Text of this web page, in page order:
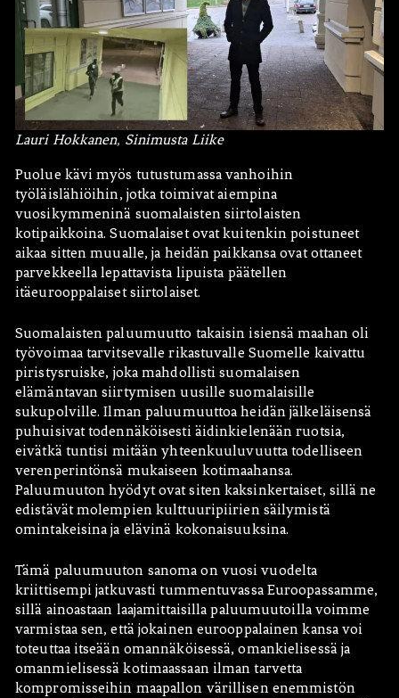
Lauri Hokkanen, Sinimusta Liike
Puolue kävi myös tutustumassa vanhoihin
työläislähiöihin, jotka toimivat aiempina
vuosikymmeninä suomalaisten siirtolaisten
kotipaikkoina. Suomalaiset ovat kuitenkin poistuneet
aikaa sitten muualle, ja heidän paikkansa ovat ottaneet
parvekkeella lepattavista lipuista päätellen
itäeurooppalaiset siirtolaiset.
Suomalaisten paluumuutto takaisin isiensä maahan oli
työvoimaa tarvitsevalle rikastuvalle Suomelle kaivattu
piristysruiske, joka mahdollisti suomalaisen
elämäntavan siirtymisen uusille suomalaisille
sukupolville. Ilman paluumuuttoa heidän jälkeläisensä
puhuisivat todennäköisesti äidinkielenään ruotsia,
eivätkä tuntisi mitään yhteenkuuluvuutta todelliseen
verenperintönsä mukaiseen kotimaahansa.
Paluumuuton hyödyt ovat siten kaksinkertaiset, sillä ne
edistävät molempien kulttuuripiirien säilymistä
omintakeisina ja elävinä kokonaisuuksina.
Tämä paluumuuton sanoma on vuosi vuodelta
kriittisempi jatkuvasti tummentuvassa Euroopassamme,
sillä ainoastaan laajamittaisilla paluumuutoilla voimme
varmistaa sen, että jokainen eurooppalainen kansa voi
toteuttaa itseään omannäköisessä, omankielisessä ja
omanmielisessä kotimaassaan ilman tarvetta
kompromisseihin maapallon värillisen enemmistön